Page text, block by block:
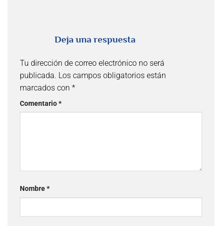
Deja una respuesta
Tu dirección de correo electrónico no será
publicada. Los campos obligatorios están
marcados con *
Comentario*
Nombre*